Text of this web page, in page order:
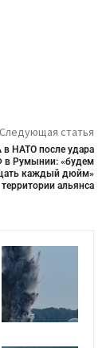
Следующая статья
НАТО после удара
в Румынии: «будем
каждый дюйм»
территории альянса